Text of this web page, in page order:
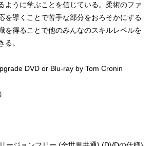
ように学ぶことを信じている。柔術のファ
を導くことで苦手な部分をおろそかにする
を得ることで他のみんなのスキルレベルを
る。
DVD or Blu-ray by Tom Cronin